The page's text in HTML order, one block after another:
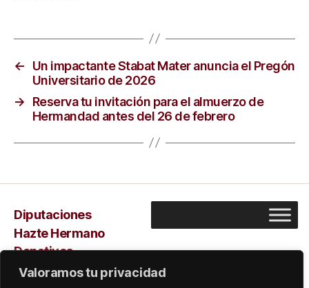
Valoramos tu privacidad
←
Un impactante Stabat Mater anuncia el Pregón
Universitario de 2026
→
Reserva tu invitación para el almuerzo de
Hermandad antes del 26 de febrero
Diputaciones
Hazte Hermano
Donativos
Capilla